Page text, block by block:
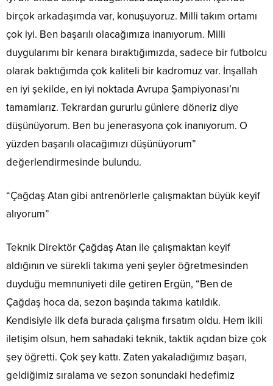
birçok arkadaşımda var, konuşuyoruz. Milli takım ortamı
çok iyi. Ben başarılı olacağımıza inanıyorum. Milli
duygularımı bir kenara bıraktığımızda, sadece bir futbolcu
olarak baktığımda çok kaliteli bir kadromuz var. İnşallah
en iyi şekilde, en iyi noktada Avrupa Şampiyonası’nı
tamamlarız. Tekrardan gururlu günlere döneriz diye
düşünüyorum. Ben bu jenerasyona çok inanıyorum. O
yüzden başarılı olacağımızı düşünüyorum”
değerlendirmesinde bulundu.
“Çağdaş Atan gibi antrenörlerle çalışmaktan büyük keyif
alıyorum”
Teknik Direktör Çağdaş Atan ile çalışmaktan keyif
aldığının ve sürekli takıma yeni şeyler öğretmesinden
duyduğu memnuniyeti dile getiren Ergün, “Ben de
Çağdaş hoca da, sezon başında takıma katıldık.
Kendisiyle ilk defa burada çalışma fırsatım oldu. Hem ikili
iletişim olsun, hem sahadaki teknik, taktik açıdan bize çok
şey öğretti. Çok şey kattı. Zaten yakaladığımız başarı,
geldiğimiz sıralama ve sezon sonundaki hedefimiz